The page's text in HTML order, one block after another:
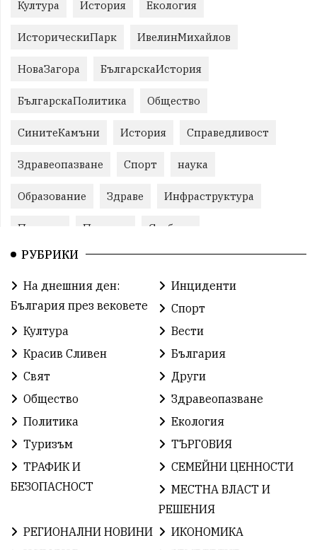
Култура История Екология
ИсторическиПарк ИвелинМихайлов
НоваЗагора БългарскаИстория
БългарскаПолитика Общество
СинитеКамъни История Справедливост
Здравеопазване Спорт наука
Образование Здраве Инфраструктура
Пеевски Протест Свобода
ИвелинМихайлов
Празник ГражданскоОбщество
ХристоИлиев БългарскоЗемеделие
БългарскиСпорт
ОбщественИнтерес земеделие
ИсторияНаБългария Иновации САЩ
БългарскаГордост Археология Твърдица
Легенда Право
РУБРИКИ
На днешния ден:
България през вековете
Инциденти
Спорт
Култура
Вести
Красив Сливен
България
Свят
Други
Общество
Здравеопазване
Политика
Екология
Туризъм
ТЪРГОВИЯ
ТРАФИК И
БЕЗОПАСНОСТ
СЕМЕЙНИ ЦЕННОСТИ
МЕСТНА ВЛАСТ И
РЕШЕНИЯ
РЕГИОНАЛНИ НОВИНИ
ИКОНОМИКА